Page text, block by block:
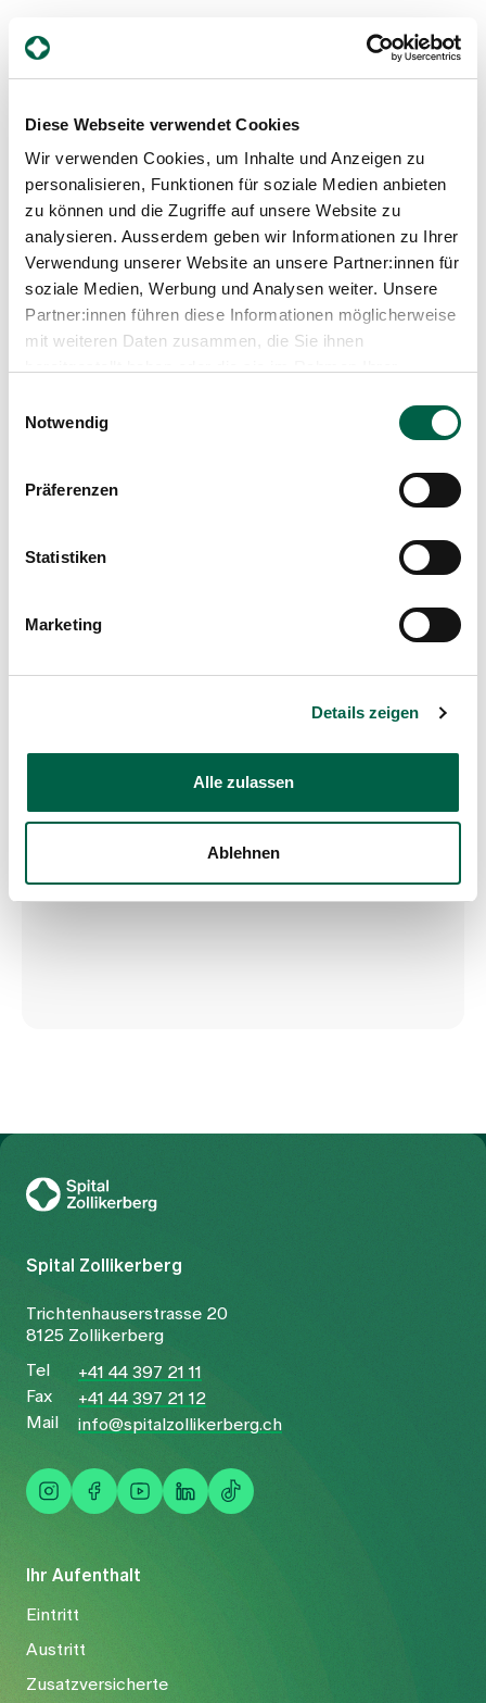
Diese Webseite verwendet Cookies
Wir verwenden Cookies, um Inhalte und Anzeigen zu
personalisieren, Funktionen für soziale Medien anbieten
zu können und die Zugriffe auf unsere Website zu
analysieren. Ausserdem geben wir Informationen zu Ihrer
Verwendung unserer Website an unsere Partner:innen für
soziale Medien, Werbung und Analysen weiter. Unsere
Partner:innen führen diese Informationen möglicherweise
mit weiteren Daten zusammen, die Sie ihnen
Notwendig
Präferenzen
Statistiken
Marketing
Details zeigen
Alle zulassen
Ablehnen
Babyfenster am Spital Zollikerberg. Damit ist bei
Bedarf auch nach der Geburt eine optimale Betreuung
Babyfensters.
Unterstützungsangeb
ote
Grösse67.2 KiB
herunterladen
Spital Zollikerberg
Ihr Aufenthalt
Eintritt
Austritt
Zusatzversicherte
Spital Zollikerberg
Trichtenhauserstrasse 20
8125 Zollikerberg
Tel
+41 44 397 21 11
Fax
+41 44 397 21 12
Mail
info@spitalzollikerberg.ch